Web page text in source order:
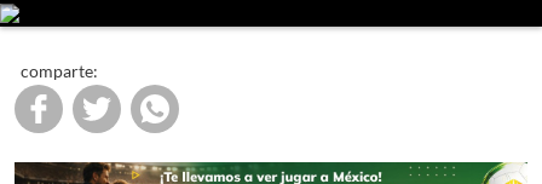
comparte: